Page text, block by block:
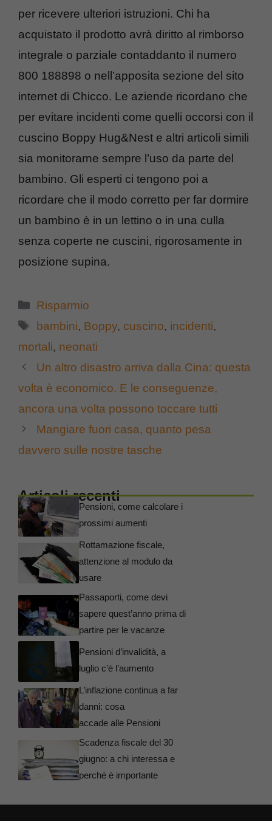
per ricevere ulteriori istruzioni. Chi ha
acquistato il prodotto avrà diritto al rimborso
integrale o parziale contaddanto il numero
800 188898 o nell’apposita sezione del sito
internet di Chicco. Le aziende ricordano che
per evitare incidenti come quelli occorsi con il
cuscino Boppy Hug&Nest e altri articoli simili
sia monitorarne sempre l’uso da parte del
bambino. Gli esperti ci tengono poi a
ricordare che il modo corretto per far dormire
un bambino è in un lettino o in una culla
senza coperte ne cuscini, rigorosamente in
posizione supina.
Categorie
Risparmio
Tag
bambini, Boppy, cuscino, incidenti,
mortali, neonati
Un altro disastro arriva dalla Cina: questa
volta è economico. E le conseguenze,
ancora una volta possono toccare tutti
Mangiare fuori casa, quanto pesa
davvero sulle nostre tasche
Articoli recenti
Pensioni, come calcolare i
prossimi aumenti
Rottamazione fiscale,
attenzione al modulo da
usare
Passaporti, come devi
sapere quest’anno prima di
partire per le vacanze
Pensioni d’invalidità, a
luglio c’è l’aumento
L’inflazione continua a far
danni: cosa
accade alle Pensioni
Scadenza fiscale del 30
giugno: a chi interessa e
perché è importante